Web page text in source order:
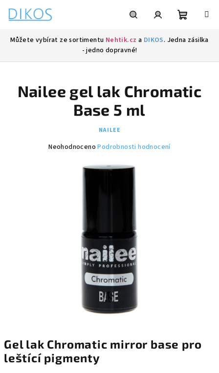
obsah
Můžete vybírat ze sortimentu Nehtik.cz a DIKOS. Jedna zásilka
- jedno dopravné!
Gel lak Chromatic mirror base pro
leštící pigmenty
Nailee gel lak Chromatic
Base 5 ml
NAILEE
Průměrné
Neohodnoceno Podrobnosti hodnocení